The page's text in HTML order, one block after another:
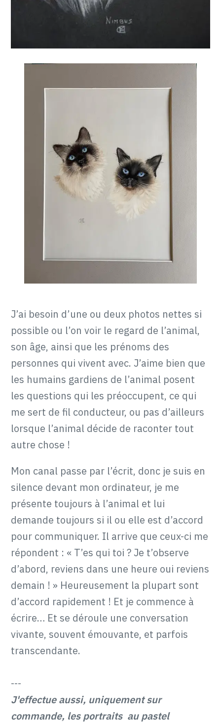
J’ai besoin d’une ou deux photos nettes si
possible ou l’on voir le regard de l’animal,
son âge, ainsi que les prénoms des
personnes qui vivent avec. J’aime bien que
les humains gardiens de l’animal posent
les questions qui les préoccupent, ce qui
me sert de fil conducteur, ou pas d’ailleurs
lorsque l’animal décide de raconter tout
autre chose !
Mon canal passe par l’écrit, donc je suis en
silence devant mon ordinateur, je me
présente toujours à l’animal et lui
demande toujours si il ou elle est d’accord
pour communiquer. Il arrive que ceux-ci me
répondent : « T’es qui toi ? Je t’observe
d’abord, reviens dans une heure oui reviens
demain ! » Heureusement la plupart sont
d’accord rapidement ! Et je commence à
écrire… Et se déroule une conversation
vivante, souvent émouvante, et parfois
transcendante.
---
J'effectue aussi, uniquement sur
commande, les portraits au pastel